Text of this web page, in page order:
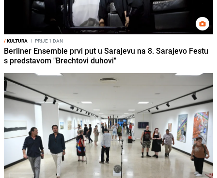
/KULTURA I PRIJE 1 DAN
Berliner Ensemble prvi put u Sarajevu na 8. Sarajevo Festu
s predstavom "Brechtovi duhovi"